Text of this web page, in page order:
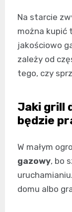
Na starcie
można kupić
jakościowo
zależy od
tego, czy
Jaki grill
będzie
W małym
gazowy, bo
domu albo